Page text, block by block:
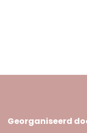
Georganiseerd